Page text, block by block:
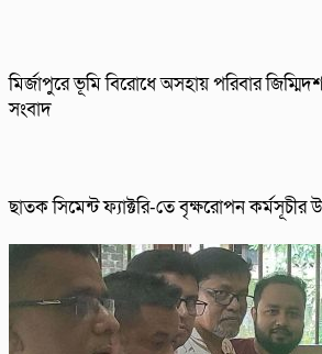
মির্জাপুরে ভূমি বিরোধে অসহায় পরিবার
সংবাদ
ছাতক সিমেন্ট ফ্যাক্টরি-তে বৃক্ষরোপন কর্মসূচীর